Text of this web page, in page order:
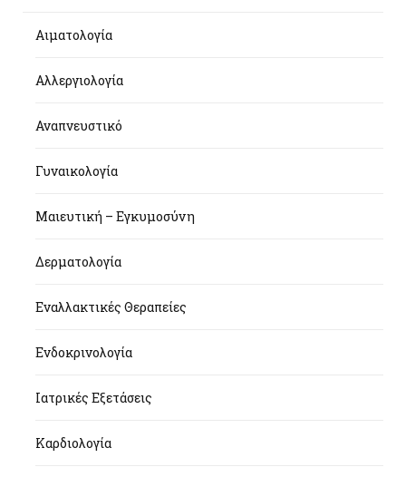
Αιματολογία
Αλλεργιολογία
Αναπνευστικό
Γυναικολογία
Μαιευτική – Εγκυμοσύνη
Δερματολογία
Εναλλακτικές Θεραπείες
Ενδοκρινολογία
Ιατρικές Εξετάσεις
Καρδιολογία